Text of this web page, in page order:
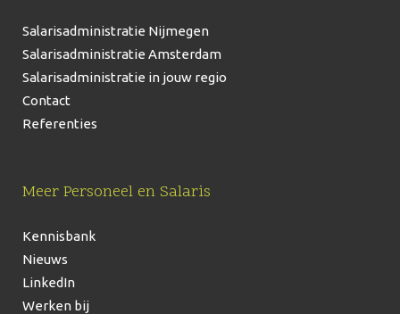
Salarisadministratie Nijmegen
Salarisadministratie Amsterdam
Salarisadministratie in jouw regio
Contact
Referenties
Meer Personeel en Salaris
Kennisbank
Nieuws
LinkedIn
Werken bij